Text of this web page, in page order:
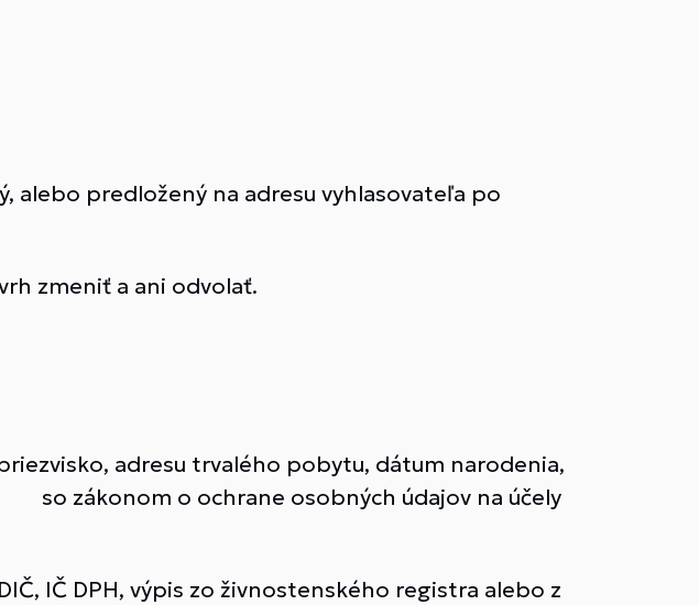
alebo predložený na adresu vyhlasovateľa po
zmeniť a ani odvolať.
adresu trvalého pobytu, dátum narodenia,
so zákonom o ochrane osobných údajov na účely
IČ DPH, výpis zo živnostenského registra alebo z